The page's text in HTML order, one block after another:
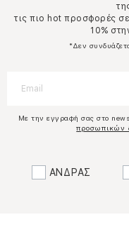
τις πιο hot προσφορές
10%
*Δεν
Με την εγγραφή σας στο
προσωπικών
ΑΝΔΡΑΣ